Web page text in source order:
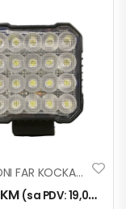
RADNI FAR KOCKA 20LED 33W
KM (sa PDV:19,00